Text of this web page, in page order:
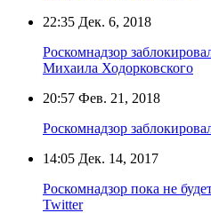
22:35 Дек. 6, 2018
Роскомнадзор
Михаила Ходорковского
20:57 Фев. 21, 2018
Роскомнадзор
14:05 Дек. 14, 2017
Роскомнадзор пока не
Twitter